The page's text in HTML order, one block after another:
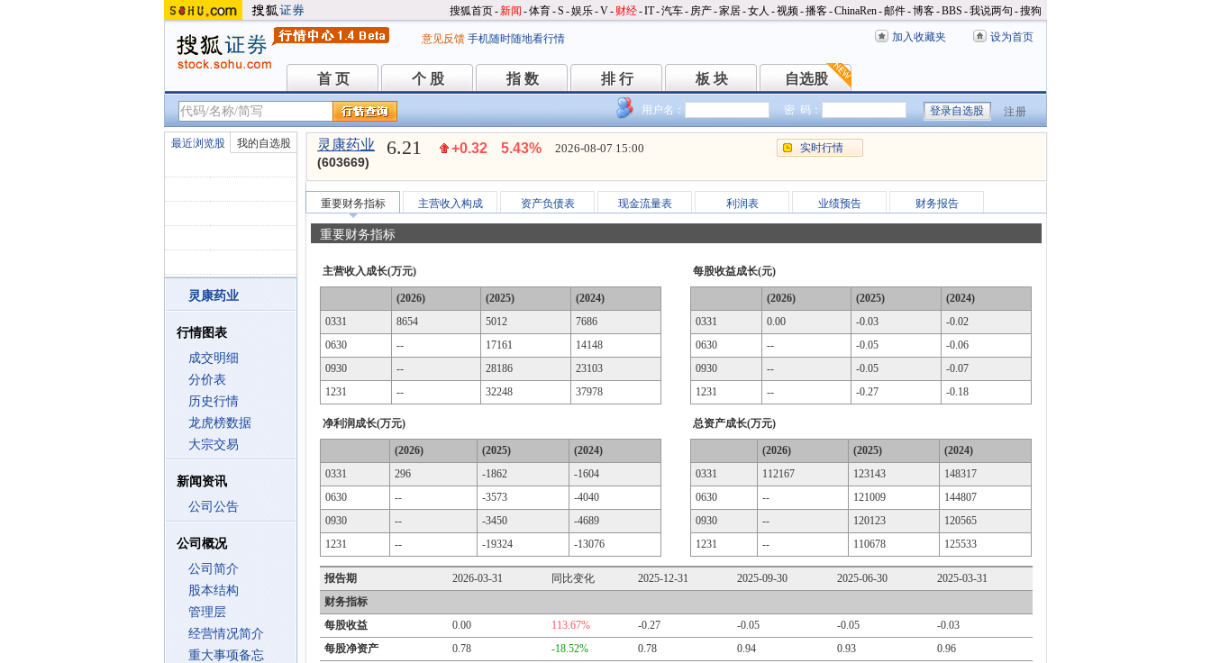
搜狐首页-新闻 -体育-S -娱乐-V- 财经-IT-汽车- 房产-家居-女人 -视频-播客-ChinaRen-邮件-博客-BBS -我说两句 -搜狗
意见反馈 手机随时随地看行情 加入收藏夹 设为首页
首 页
首 页 个 股
个 股 指 数
指 数 排 行
排 行 板 块
板 块 自选股
自选股
用户名： 密 码： 注册
最近浏览股 我的自选股
灵康药业
行情图表
成交明细
分价表
历史行情
龙虎榜数据
大宗交易
新闻资讯
公司公告
公司概况
公司简介
股本结构
管理层
经营情况简介
重大事项备忘
灵康药业
(603669)
6.21 +0.32 5.43% 2026-08-07 15:00 实时行情
重要财务指标 主营收入构成 资产负债表 现金流量表 利润表 业绩预告 财务报告
重要财务指标
主营收入成长(万元)
(2026) (2025)
(2024)
0331
8654 5012
7686
0630
-- 17161
14148
0930
-- 28186
23103
1231
-- 32248 37978
净利润成长(万元)
(2026) (2025)
(2024)
0331
296 -1862
-1604
0630
-- -3573
-4040
0930
-- -3450
-4689
1231
-- -19324 -13076
每股收益成长(元)
(2026) (2025)
(2024)
0331
0.00 -0.03
-0.02
0630
-- -0.05
-0.06
0930
-- -0.05
-0.07
1231
-- -0.27 -0.18
总资产成长(万元)
(2026) (2025)
(2024)
0331
112167 123143
148317
0630
-- 121009
144807
0930
-- 120123
120565
1231
-- 110678 125533
报告期 2026-03-31 同比变化 2025-12-31 2025-09-30 2025-06-30
2025-03-31
财务指标
每股收益
0.00 113.67% -0.27 -0.05 -0.05
-0.03
每股净资产
0.78 -18.52% 0.78 0.94 0.93
0.96